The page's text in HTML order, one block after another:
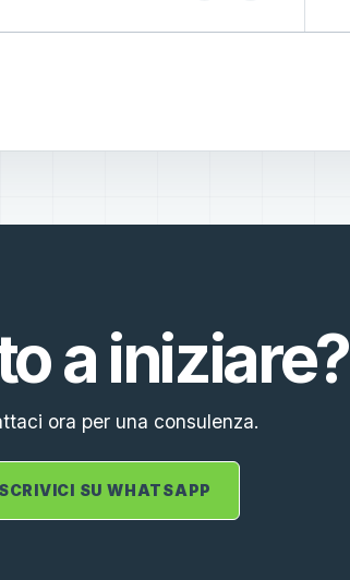
a iniziare?
ora per una consulenza.
SCRIVICI SU WHATSAPP